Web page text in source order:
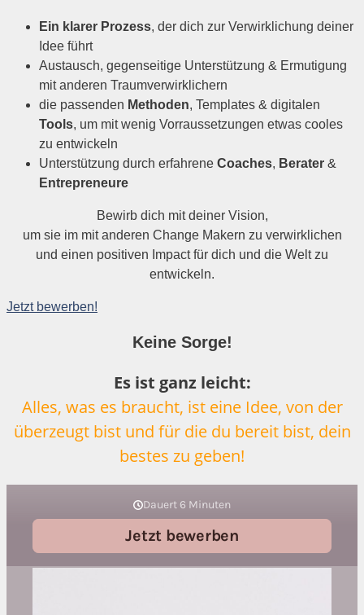
Ein klarer Prozess, der dich zur Verwirklichung deiner
Idee führt
Austausch, gegenseitige Unterstützung & Ermutigung
mit anderen Traumverwirklichern
die passenden Methoden, Templates & digitalen
Tools, um mit wenig Vorraussetzungen etwas cooles
zu entwickeln
Unterstützung durch erfahrene Coaches, Berater &
Entrepreneure
Bewirb dich mit deiner Vision,
um sie im mit anderen Change Makern zu verwirklichen
und einen positiven Impact für dich und die Welt zu
entwickeln.
Jetzt bewerben!
Keine Sorge!
Es ist ganz leicht:
Alles, was es braucht, ist eine Idee, von der
überzeugt bist und für die du bereit bist, dein
bestes zu geben!